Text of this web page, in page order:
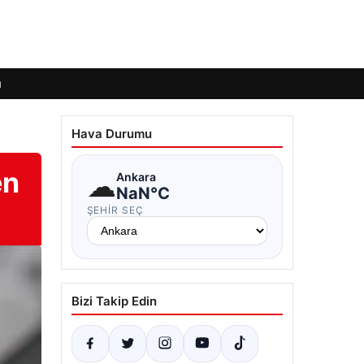
Hava Durumu
☁Ankara
NaN°C
ŞEHIR SEÇ
Bizi Takip Edin